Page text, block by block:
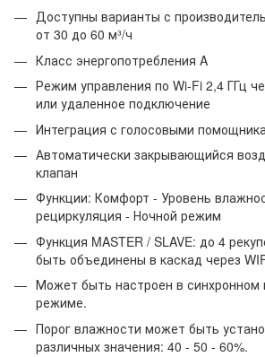
Доступны варианты с
от 30 до 60 м³/ч
Класс энергопотребления A
Режим управления по Wi-Fi 2,4 ГГц
или удаленное подключение
Интеграция с голосовыми
Автоматически закрывающийся
клапан
Функции: Комфорт - Уровень
рециркуляция - Ночной режим
Функция MASTER / SLAVE: до 4
быть объединены в каскад через
Может быть настроен в синхронном
режиме.
Порог влажности может быть
различных значения: 40 - 50 - 60%.